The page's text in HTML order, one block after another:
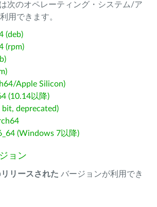
次のオペレーティング・システム/ア
用できます。
(deb)
(rpm)
Apple Silicon)
(10.14以降)
deprecated)
(Windows 7以降)
ョン
リリースされた バージョンが利用でき